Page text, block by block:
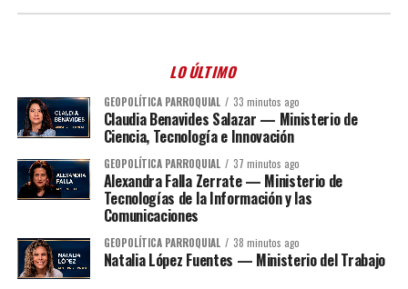
LO ÚLTIMO
GEOPOLÍTICA PARROQUIAL 33 minutos ago
Claudia Benavides Salazar — Ministerio de
Ciencia, Tecnología e Innovación
GEOPOLÍTICA PARROQUIAL 37 minutos ago
Alexandra Falla Zerrate — Ministerio de
Tecnologías de la Información y las
Comunicaciones
GEOPOLÍTICA PARROQUIAL 38 minutos ago
Natalia López Fuentes — Ministerio del Trabajo